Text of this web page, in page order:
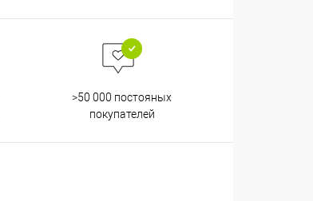
>50 000 постояных
покупателей